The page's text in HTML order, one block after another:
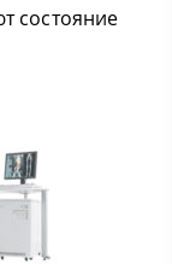
состояние